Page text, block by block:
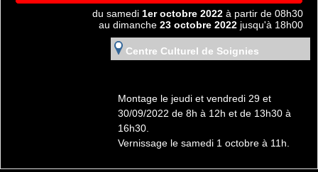
du samedi 1er octobre 2022 à partir de 08h30
au dimanche 23 octobre 2022 jusqu'à 18h00
Centre Culturel de Soignies
Montage le jeudi et vendredi 29 et
30/09/2022 de 8h à 12h et de 13h30 à
16h30.
Vernissage le samedi 1 octobre à 11h.